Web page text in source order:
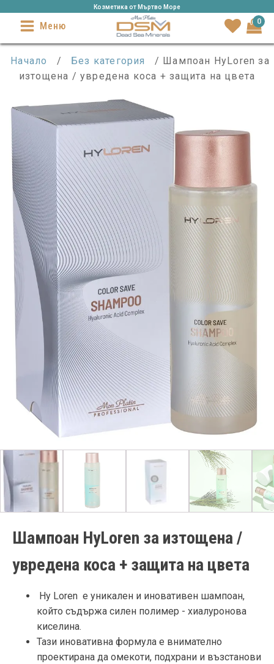
Козметика от Mъртво Море
Меню 0
Начало / Без категория
/ Шампоан HyLoren за
изтощена / увредена коса + защита на цвета
Шампоан HyLoren за изтощена /
увредена коса + защита на цвета
Hy Loren е уникален и иновативен шампоан,
който съдържа силен полимер - хиалуронова
киселина.
Тази иновативна формула е внимателно
проектирана да омекоти, подхрани и възстанови